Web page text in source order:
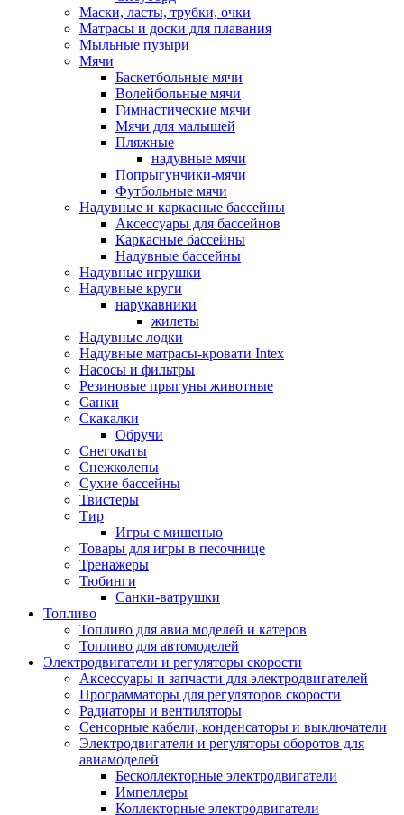
Маски, ласты, трубки, очки
Матрасы и доски для плавания
Мыльные пузыри
Мячи
Баскетбольные мячи
Волейбольные мячи
Гимнастические мячи
Мячи для малышей
Пляжные
надувные мячи
Попрыгунчики-мячи
Футбольные мячи
Надувные и каркасные бассейны
Аксессуары для бассейнов
Каркасные бассейны
Надувные бассейны
Надувные игрушки
Надувные круги
нарукавники
жилеты
Надувные лодки
Надувные матрасы-кровати Intex
Насосы и фильтры
Резиновые прыгуны животные
Санки
Скакалки
Обручи
Снегокаты
Снежколепы
Сухие бассейны
Твистеры
Тир
Игры с мишенью
Товары для игры в песочнице
Тренажеры
Тюбинги
Санки-ватрушки
Топливо
Топливо для авиа моделей и катеров
Топливо для автомоделей
Электродвигатели и регуляторы скорости
Аксессуары и запчасти для электродвигателей
Программаторы для регуляторов скорости
Радиаторы и вентиляторы
Сенсорные кабели, конденсаторы и выключатели
Электродвигатели и регуляторы оборотов для
авиамоделей
Бесколлекторные электродвигатели
Импеллеры
Коллекторные электродвигатели